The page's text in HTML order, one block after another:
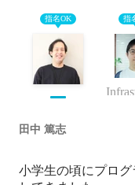
指名OK 指
田中 篤志
小学生の頃にプロ